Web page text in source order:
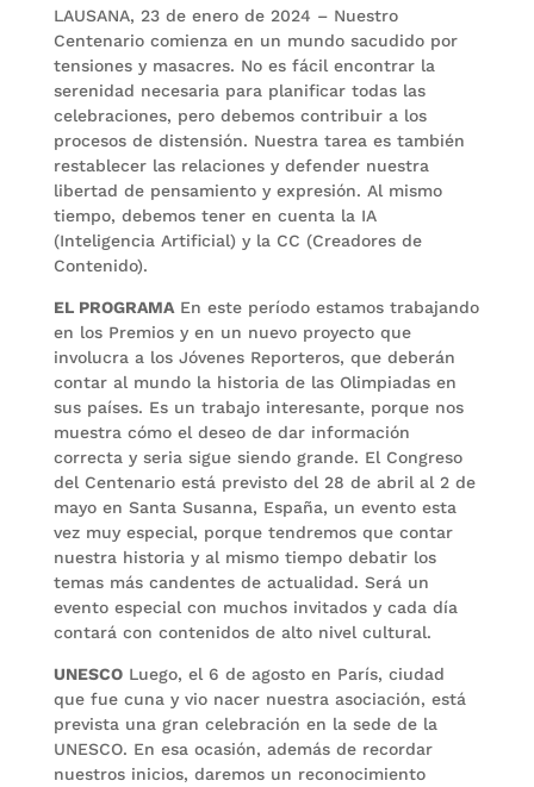
LAUSANA, 23 de enero de 2024 – Nuestro
Centenario comienza en un mundo sacudido por
tensiones y masacres. No es fácil encontrar la
serenidad necesaria para planificar todas las
celebraciones, pero debemos contribuir a los
procesos de distensión. Nuestra tarea es también
restablecer las relaciones y defender nuestra
libertad de pensamiento y expresión. Al mismo
tiempo, debemos tener en cuenta la IA
(Inteligencia Artificial) y la CC (Creadores de
Contenido).
EL PROGRAMAEn este período estamos trabajando
en los Premios y en un nuevo proyecto que
involucra a los Jóvenes Reporteros, que deberán
contar al mundo la historia de las Olimpiadas en
sus países. Es un trabajo interesante, porque nos
muestra cómo el deseo de dar información
correcta y seria sigue siendo grande. El Congreso
del Centenario está previsto del 28 de abril al 2 de
mayo en Santa Susanna, España, un evento esta
vez muy especial, porque tendremos que contar
nuestra historia y al mismo tiempo debatir los
temas más candentes de actualidad. Será un
evento especial con muchos invitados y cada día
contará con contenidos de alto nivel cultural.
UNESCOLuego, el 6 de agosto en París, ciudad
que fue cuna y vio nacer nuestra asociación, está
prevista una gran celebración en la sede de la
UNESCO. En esa ocasión, además de recordar
nuestros inicios, daremos un reconocimiento